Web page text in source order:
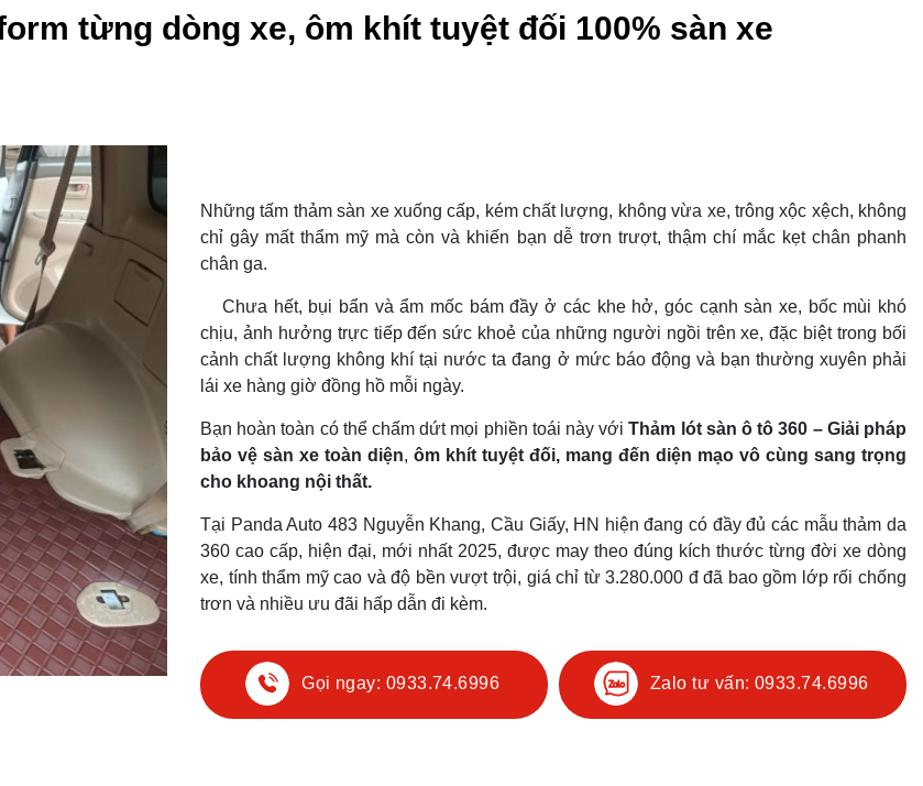
từng dòng xe, ôm khít tuyệt đối 100% sàn xe
Những tấm thảm sàn xe xuống cấp, kém chất lượng, không vừa xe, trông xộc xệch, không
chỉ gây mất thẩm mỹ mà còn và khiến bạn dễ trơn trượt, thậm chí mắc kẹt chân phanh
chân ga.
Chưa hết, bụi bẩn và ẩm mốc bám đầy ở các khe hở, góc cạnh sàn xe, bốc mùi khó
chịu, ảnh hưởng trực tiếp đến sức khoẻ của những người ngồi trên xe, đặc biệt trong bối
cảnh chất lượng không khí tại nước ta đang ở mức báo động và bạn thường xuyên phải
lái xe hàng giờ đồng hồ mỗi ngày.
Bạn hoàn toàn có thể chấm dứt mọi phiền toái này vớiThảm lót sàn ô tô 360 – Giải pháp
bảo vệ sàn xe toàn diện, ôm khít tuyệt đối, mang đến diện mạo vô cùng sang trọng
cho khoang nội thất.
Tại Panda Auto 483 Nguyễn Khang, Cầu Giấy, HN hiện đang có đầy đủ các mẫu thảm da
360 cao cấp, hiện đại, mới nhất 2025, được may theo đúng kích thước từng đời xe dòng
xe, tính thẩm mỹ cao và độ bền vượt trội, giá chỉ từ 3.280.000 đ đã bao gồm lớp rối chống
trơn và nhiều ưu đãi hấp dẫn đi kèm.
Gọi ngay: 0933.74.6996 Zalo tư vấn: 0933.74.6996